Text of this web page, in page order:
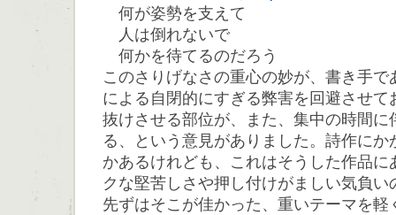
何が姿勢を支えて
人は倒れないで
何かを待てるのだろう
このさりげなさの重心の妙が、書き手
による自閉的にすぎる弊害を回避させて
抜けさせる部位が、また、集中の時間に
る、という意見がありました。詩作に
かあるけれども、これはそうした作品に
クな堅苦しさや押し付けがましい気負
先ずはそこが佳かった、重いテーマを軽